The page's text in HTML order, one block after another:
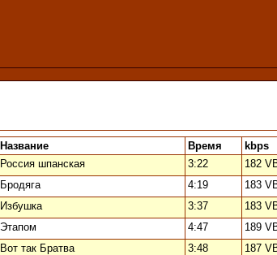
Название Время kbps
Россия шпанская 3:22 182
Бродяга 4:19 183
Избушка 3:37 183
Этапом 4:47 189
Вот так Братва 3:48 187